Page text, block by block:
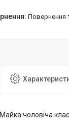
Майка чоловіча